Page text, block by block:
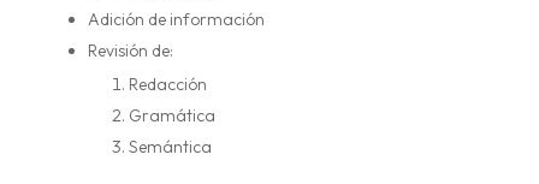
Adición de información
Revisión de:
Redacción
Gramática
Semántica